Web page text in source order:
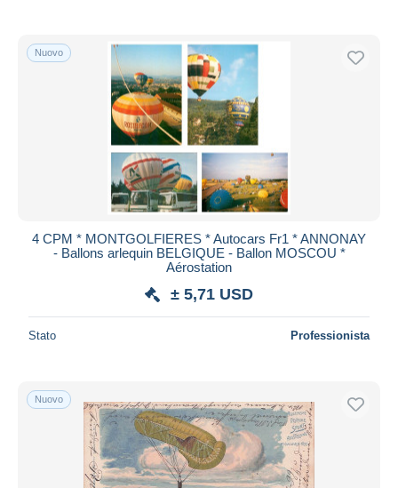
Nuovo
4 CPM * MONTGOLFIERES * Autocars Fr1 * ANNONAY
- Ballons arlequin BELGIQUE - Ballon MOSCOU *
Aérostation
± 5,71 USD
Stato Professionista
Nuovo